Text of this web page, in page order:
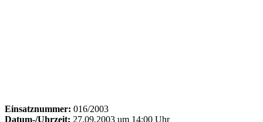
Einsatznummer: 016/2003
Datum-/Uhrzeit: 27.09.2003 um 14:00 Uhr